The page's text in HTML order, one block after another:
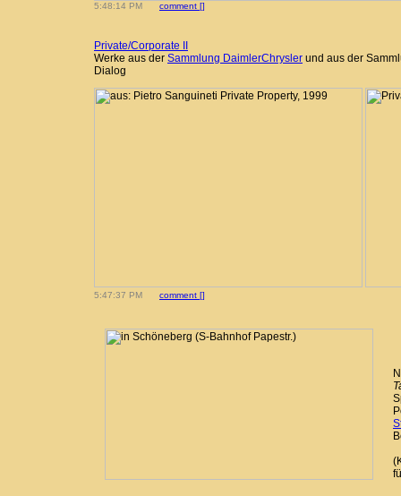
5:48:14 PM comment []
Private/Corporate II
Werke aus der Sammlung DaimlerChrysler und aus der
Dialog
5:47:37 PM comment []